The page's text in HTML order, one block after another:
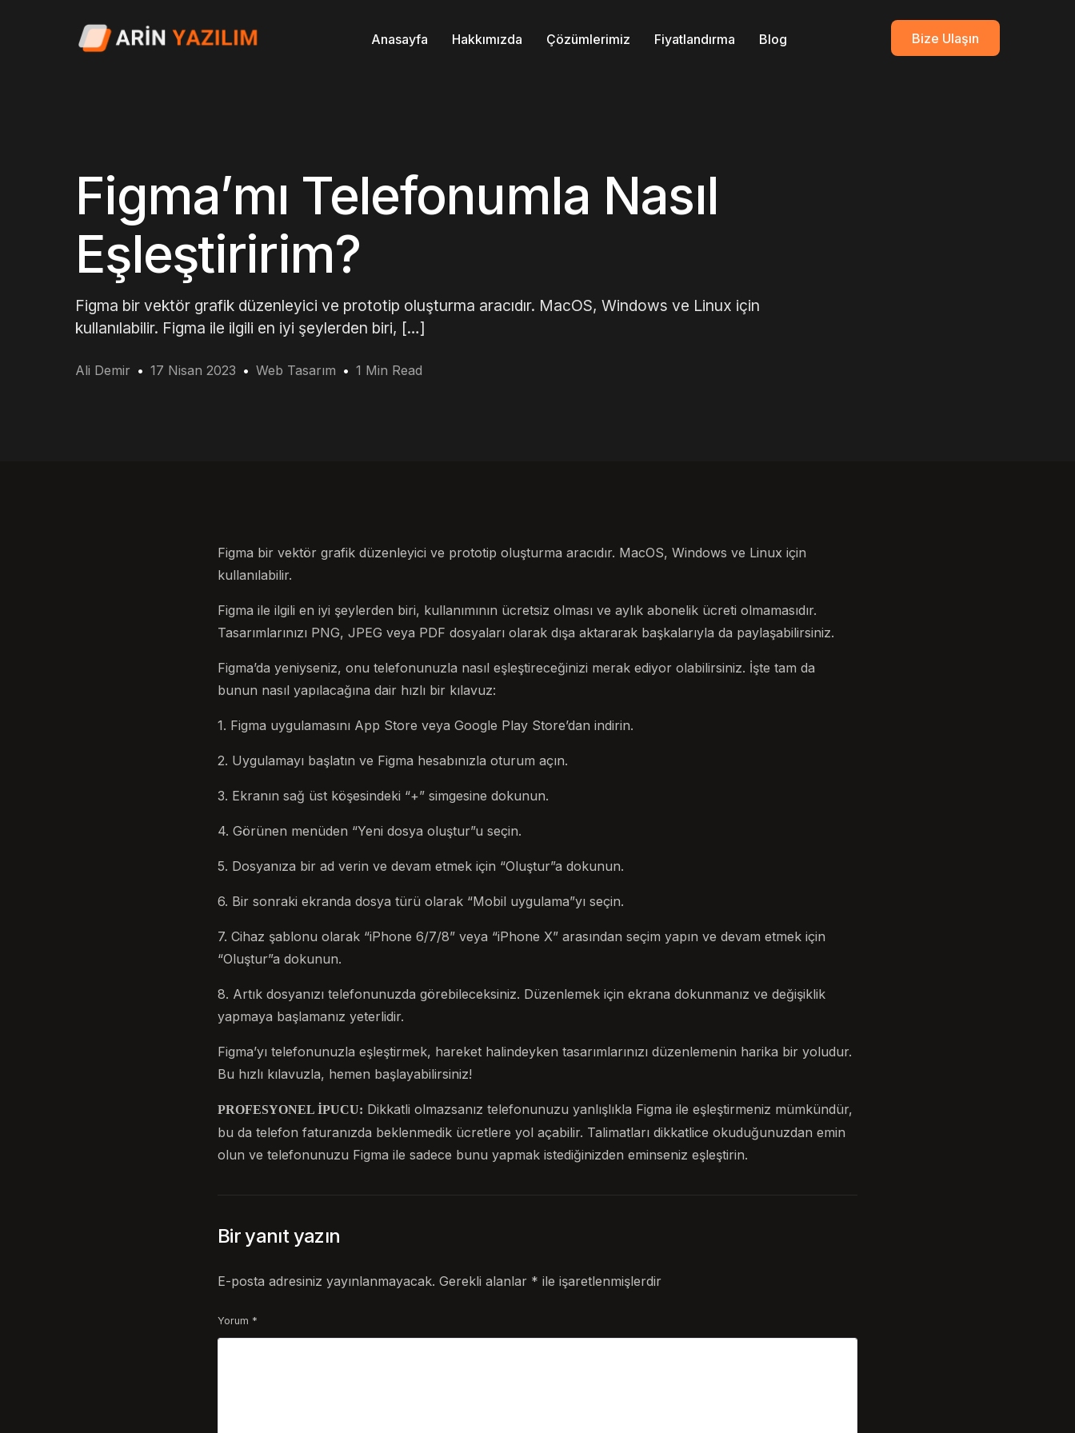
Anasayfa Hakkımızda Çözümlerimiz Fiyatlandırma Blog Bize Ulaşın
Figma’mı Telefonumla Nasıl
Eşleştiririm?
Figma bir vektör grafik düzenleyici ve prototip oluşturma aracıdır. MacOS, Windows ve Linux için
kullanılabilir. Figma ile ilgili en iyi şeylerden biri, […]
Ali Demir 17 Nisan 2023 Web Tasarım 1 Min Read
Figma bir vektör grafik düzenleyici ve prototip oluşturma aracıdır. MacOS, Windows ve Linux için
kullanılabilir.
Figma ile ilgili en iyi şeylerden biri, kullanımının ücretsiz olması ve aylık abonelik ücreti olmamasıdır.
Tasarımlarınızı PNG, JPEG veya PDF dosyaları olarak dışa aktararak başkalarıyla da paylaşabilirsiniz.
Figma’da yeniyseniz, onu telefonunuzla nasıl eşleştireceğinizi merak ediyor olabilirsiniz. İşte tam da
bunun nasıl yapılacağına dair hızlı bir kılavuz:
1. Figma uygulamasını App Store veya Google Play Store’dan indirin.
2. Uygulamayı başlatın ve Figma hesabınızla oturum açın.
3. Ekranın sağ üst köşesindeki “+” simgesine dokunun.
4. Görünen menüden “Yeni dosya oluştur”u seçin.
5. Dosyanıza bir ad verin ve devam etmek için “Oluştur”a dokunun.
6. Bir sonraki ekranda dosya türü olarak “Mobil uygulama”yı seçin.
7. Cihaz şablonu olarak “iPhone 6/7/8” veya “iPhone X” arasından seçim yapın ve devam etmek için
“Oluştur”a dokunun.
8. Artık dosyanızı telefonunuzda görebileceksiniz. Düzenlemek için ekrana dokunmanız ve değişiklik
yapmaya başlamanız yeterlidir.
Figma’yı telefonunuzla eşleştirmek, hareket halindeyken tasarımlarınızı düzenlemenin harika bir yoludur.
Bu hızlı kılavuzla, hemen başlayabilirsiniz!
PROFESYONEL İPUCU: Dikkatli olmazsanız telefonunuzu yanlışlıkla Figma ile eşleştirmeniz mümkündür,
bu da telefon faturanızda beklenmedik ücretlere yol açabilir. Talimatları dikkatlice okuduğunuzdan emin
olun ve telefonunuzu Figma ile sadece bunu yapmak istediğinizden eminseniz eşleştirin.
Bir yanıt yazın
E-posta adresiniz yayınlanmayacak. Gerekli alanlar * ile işaretlenmişlerdir
Yorum *